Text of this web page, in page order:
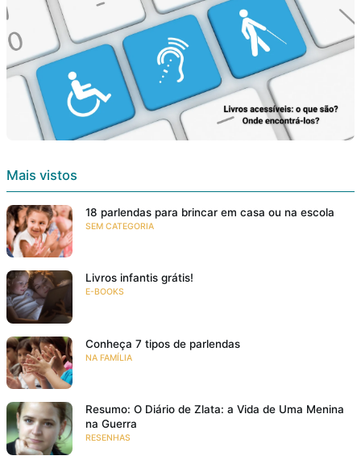
Mais vistos
18 parlendas para brincar em casa ou na escola
SEM CATEGORIA
Livros infantis grátis!
E-BOOKS
Conheça 7 tipos de parlendas
NA FAMÍLIA
Resumo: O Diário de Zlata: a Vida de Uma Menina
na Guerra
RESENHAS